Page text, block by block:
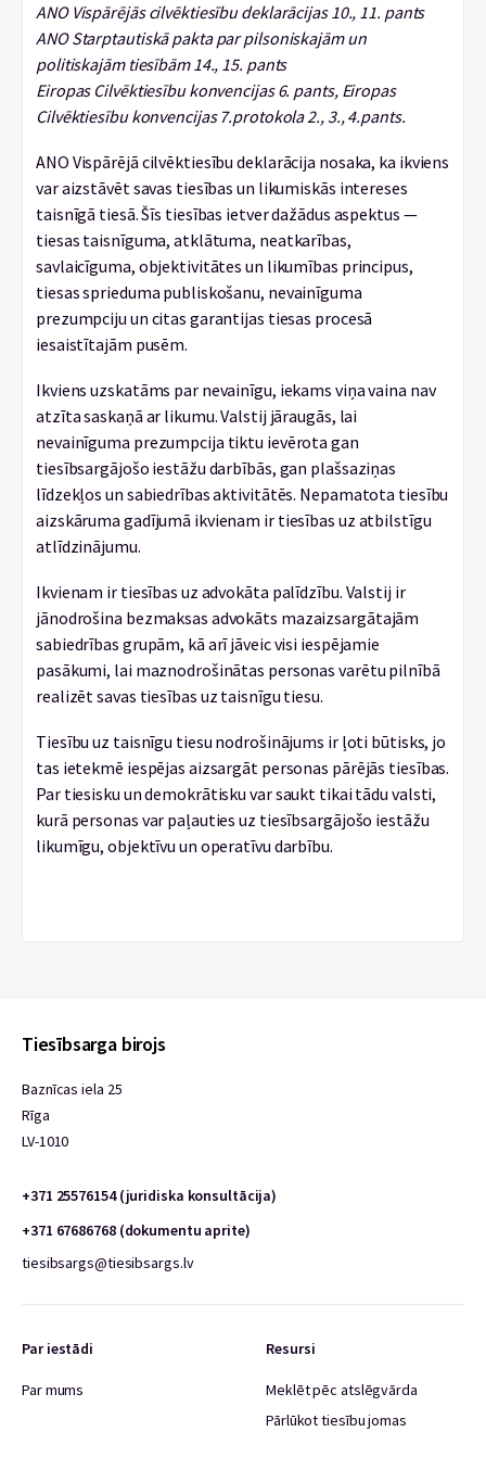
ANO Vispārējās cilvēktiesību deklarācijas 10., 11. pants
ANO Starptautiskā pakta par pilsoniskajām un
politiskajām tiesībām 14., 15. pants
Eiropas Cilvēktiesību konvencijas 6. pants, Eiropas
Cilvēktiesību konvencijas 7.protokola 2., 3., 4.pants.
ANO Vispārējā cilvēktiesību deklarācija nosaka, ka ikviens
var aizstāvēt savas tiesības un likumiskās intereses
taisnīgā tiesā. Šīs tiesības ietver dažādus aspektus —
tiesas taisnīguma, atklātuma, neatkarības,
savlaicīguma, objektivitātes un likumības principus,
tiesas sprieduma publiskošanu, nevainīguma
prezumpciju un citas garantijas tiesas procesā
iesaistītajām pusēm.
Ikviens uzskatāms par nevainīgu, iekams viņa vaina nav
atzīta saskaņā ar likumu. Valstij jāraugās, lai
nevainīguma prezumpcija tiktu ievērota gan
tiesībsargājošo iestāžu darbībās, gan plašsaziņas
līdzekļos un sabiedrības aktivitātēs. Nepamatota tiesību
aizskāruma gadījumā ikvienam ir tiesības uz atbilstīgu
atlīdzinājumu.
Ikvienam ir tiesības uz advokāta palīdzību. Valstij ir
jānodrošina bezmaksas advokāts mazaizsargātajām
sabiedrības grupām, kā arī jāveic visi iespējamie
pasākumi, lai maznodrošinātas personas varētu pilnībā
realizēt savas tiesības uz taisnīgu tiesu.
Tiesību uz taisnīgu tiesu nodrošinājums ir ļoti būtisks, jo
tas ietekmē iespējas aizsargāt personas pārējās tiesības.
Par tiesisku un demokrātisku var saukt tikai tādu valsti,
kurā personas var paļauties uz tiesībsargājošo iestāžu
likumīgu, objektīvu un operatīvu darbību.
Tiesībsarga birojs
Baznīcas iela 25
Rīga
LV-1010
+371 25576154 (juridiska konsultācija)
+371 67686768 (dokumentu aprite)
tiesibsargs@tiesibsargs.lv
Par iestādi
Par mums
Resursi
Meklēt pēc atslēgvārda
Pārlūkot tiesību jomas